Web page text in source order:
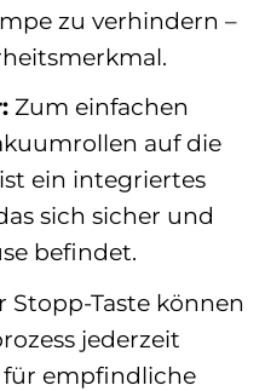
zu verhindern –
Zum einfachen
auf die
ein integriertes
sich sicher und
befindet.
Taste können
jederzeit
empfindliche